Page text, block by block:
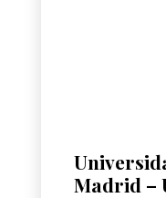
Madrid –